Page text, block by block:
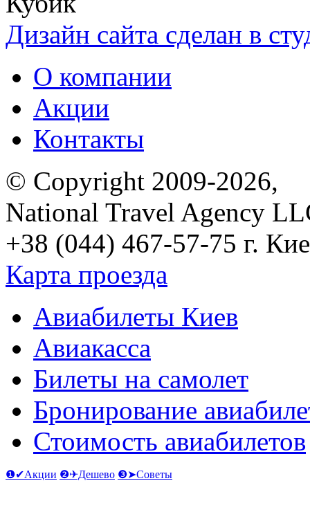
Дизайн сайта сделан в
О компании
Акции
Контакты
© Copyright 2009-2026,
National Travel Agency
+38 (044) 467-57-75 г.
Карта проезда
Авиабилеты Киев
Авиакасса
Билеты на самолет
Бронирование
Стоимость авиабилетов
❶✔Акции ❷✈Дешево ❸➤Советы